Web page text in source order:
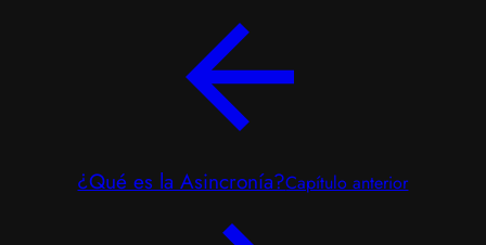
¿Qué es la Asincronía?Capítulo anterior